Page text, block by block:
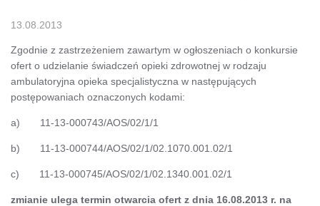
13.08.2013
Zgodnie z zastrzeżeniem zawartym w ogłoszeniach o konkursie
ofert o udzielanie świadczeń opieki zdrowotnej w rodzaju
ambulatoryjna opieka specjalistyczna w następujących
postępowaniach oznaczonych kodami:
a) 11-13-000743/AOS/02/1/1
b) 11-13-000744/AOS/02/1/02.1070.001.02/1
c) 11-13-000745/AOS/02/1/02.1340.001.02/1
zmianie ulega termin otwarcia ofert z dnia 16.08.2013 r. na